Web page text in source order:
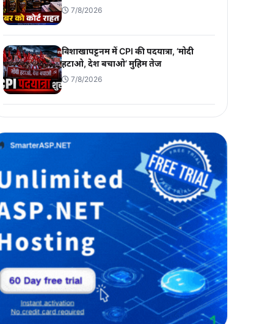
7/8/2026
विशाखापट्टनम में CPI की पदयात्रा, ‘मोदी
हटाओ, देश बचाओ’ मुहिम तेज
7/8/2026